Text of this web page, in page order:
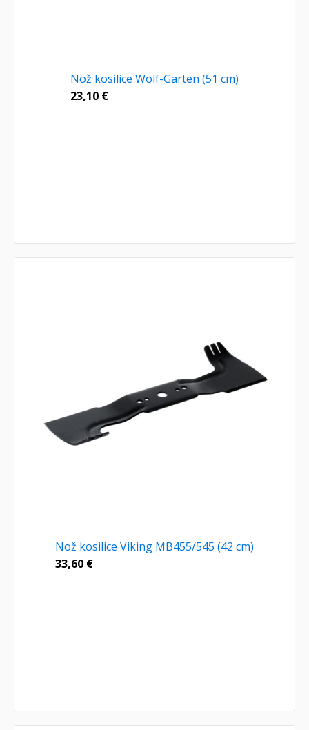
Nož kosilice Wolf-Garten (51 cm)
23,10 €
Nož kosilice Viking MB455/545 (42 cm)
33,60 €